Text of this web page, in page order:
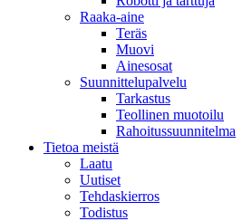
Raaka-aine
Teräs
Muovi
Ainesosat
Suunnittelupalvelu
Tarkastus
Teollinen muotoilu
Rahoitussuunnitelma
Tietoa meistä
Laatu
Uutiset
Tehdaskierros
Todistus